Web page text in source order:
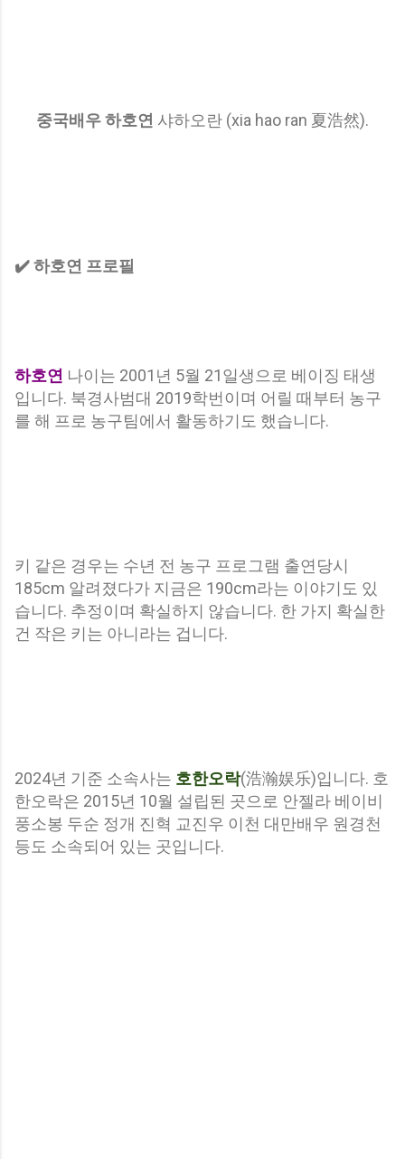
중국배우 하호연 샤하오란 (xia hao ran 夏浩然).
✔️ 하호연 프로필
하호연 나이는 2001년 5월 21일생으로 베이징 태생
입니다. 북경사범대 2019학번이며 어릴 때부터 농구
를 해 프로 농구팀에서 활동하기도 했습니다.
키 같은 경우는 수년 전 농구 프로그램 출연당시
185cm 알려졌다가 지금은 190cm라는 이야기도 있
습니다. 추정이며 확실하지 않습니다. 한 가지 확실한
건 작은 키는 아니라는 겁니다.
2024년 기준 소속사는 호한오락(浩瀚娱乐)입니다. 호
한오락은 2015년 10월 설립된 곳으로 안젤라 베이비
풍소봉 두순 정개 진혁 교진우 이천 대만배우 원경천
등도 소속되어 있는 곳입니다.